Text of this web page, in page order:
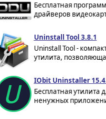
Бесплатная
драйверов
Uninstall Tool 3.8.1
Uninstall Tool -
утилита,
IObit Uninstaller
Бесплатная утилита
ненужных